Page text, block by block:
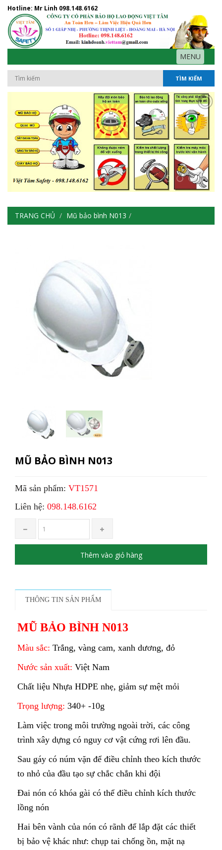
Hotline: Mr Linh 098.148.6162
MENU
TÌM KIẾM
TRANG CHỦ Mũ bảo bình N013
MŨ BẢO BÌNH N013
Mã sản phẩm: VT1571
Liên hệ: 098.148.6162
Thêm vào giỏ hàng
THÔNG TIN SẢN PHẨM
MŨ BẢO BÌNH N013
Màu sắc: Trắng, vàng cam, xanh dương, đỏ
Nước sản xuất: Việt Nam
Chất liệu Nhựa HDPE nhẹ, giảm sự mệt mỏi
Trọng lượng: 340+ -10g
Làm việc trong môi trường ngoài trời, các công
trình xây dựng có nguy cơ vật cứng rơi lên đầu.
Sau gáy có núm vặn để điều chỉnh theo kích thước
to nhỏ của đầu tạo sự chắc chắn khi đội
Đai nón có khóa gài có thể điều chỉnh kích thước
lồng nón
Hai bên vành của nón có rãnh để lắp đặt các thiết
bị bảo vệ khác như: chụp tai chống ồn, mặt nạ